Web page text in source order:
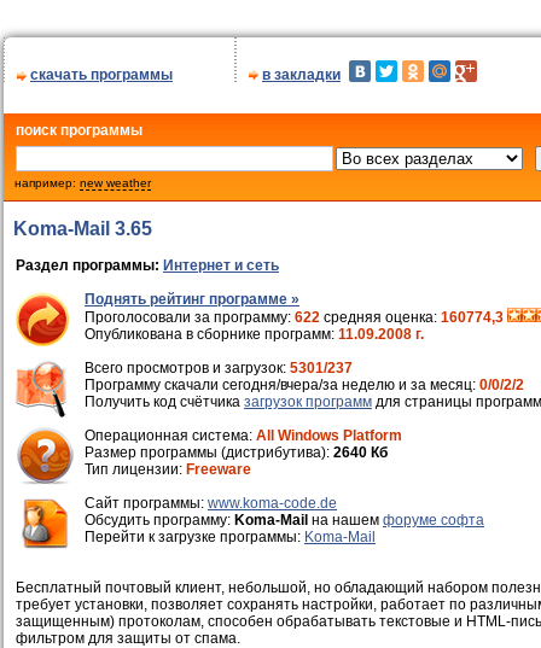
скачать программы в закладки
поиск программы
например: new weather
Koma-Mail 3.65
Раздел программы: Интернет и сеть
Поднять рейтинг программе »
Проголосовали за программу: 622 средняя оценка: 160774,3
Опубликована в сборнике программ: 11.09.2008 г.
Всего просмотров и загрузок: 5301/237
Программу скачали сегодня/вчера/за неделю и за месяц: 0/0/2/2
Получить код счётчика загрузок программ для страницы
Операционная система: All Windows Platform
Размер программы (дистрибутива): 2640 Кб
Тип лицензии: Freeware
Cайт программы: www.koma-code.de
Обсудить программу: Koma-Mail на нашем форуме софта
Перейти к загрузке программы: Koma-Mail
Бесплатный почтовый клиент, небольшой, но обладающий набором
требует установки, позволяет сохранять настройки, работает по
защищенным) протоколам, способен обрабатывать текстовые и HTML-
фильтром для защиты от спама.